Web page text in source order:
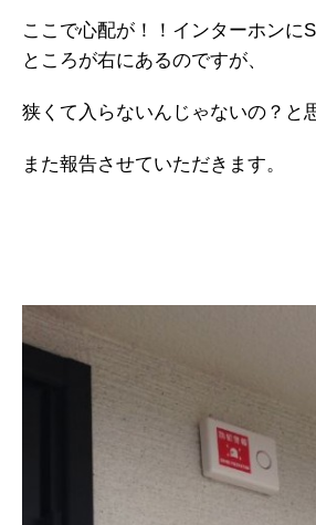
ここで心配が！！インターホンに
ところが右にあるのですが、
狭くて入らないんじゃないの？と
また報告させていただきます。